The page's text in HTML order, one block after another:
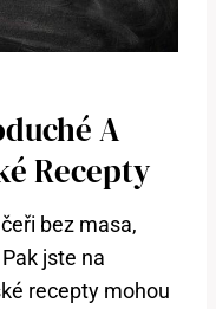
A
Recepty
bez masa,
jste na
recepty mohou